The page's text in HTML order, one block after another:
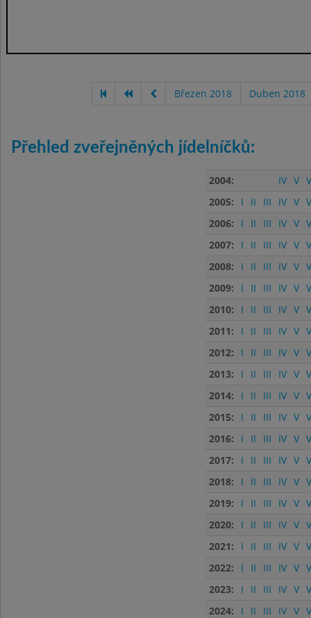
Březen 2018 Duben 2018
Přehled zveřejněných jídelníčků:
2004: IV V
2005:
I II III IV V
2006:
I II III IV V
2007:
I II III IV V
2008:
I II III IV V
2009:
I II III IV V
2010:
I II III IV V
2011:
I II III IV V
2012:
I II III IV V
2013:
I II III IV V
2014:
I II III IV V
2015:
I II III IV V
2016:
I II III IV V
2017:
I II III IV V
2018:
I II III IV V
2019:
I II III IV V
2020:
I II III IV V
2021:
I II III IV V
2022:
I II III IV V
2023:
I II III IV V
2024:
I II III IV V